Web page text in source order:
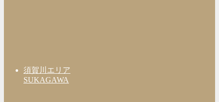
須賀川エリア
SUKAGAWA